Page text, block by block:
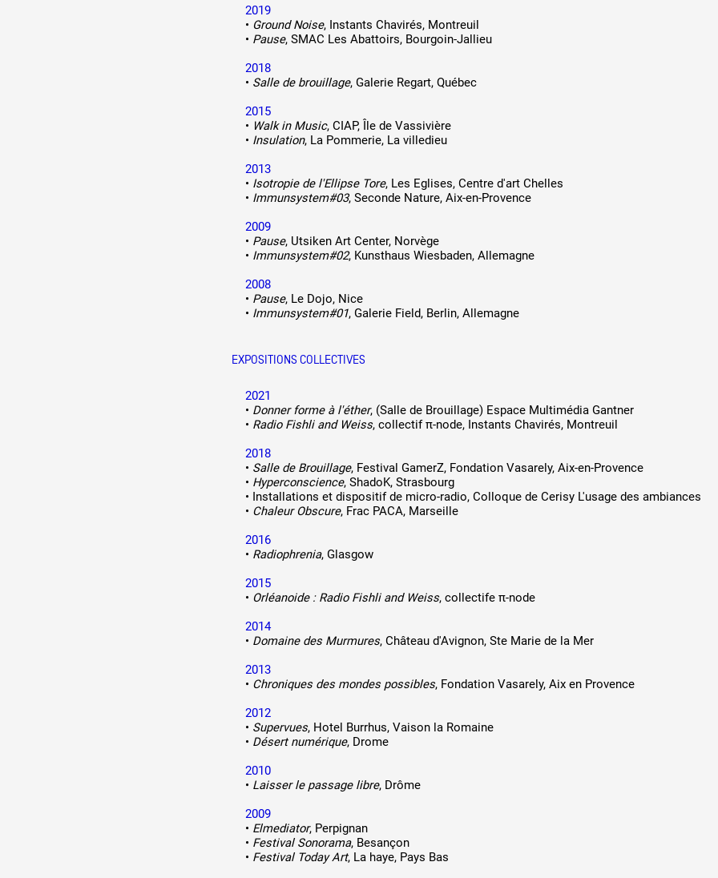
Production vidéo
1% œuvres dans l'espace public
Réseau documents d'artistes
2019
• Ground Noise, Instants Chavirés, Montreuil
• Pause, SMAC Les Abattoirs, Bourgoin-Jallieu
2018
• Salle de brouillage, Galerie Regart, Québec
2015
• Walk in Music, CIAP, Île de Vassivière
• Insulation, La Pommerie, La villedieu
2013
• Isotropie de l'Ellipse Tore, Les Eglises, Centre d'art Chelles
• Immunsystem#03, Seconde Nature, Aix-en-Provence
2009
• Pause, Utsiken Art Center, Norvège
• Immunsystem#02, Kunsthaus Wiesbaden, Allemagne
2008
• Pause, Le Dojo, Nice
• Immunsystem#01, Galerie Field, Berlin, Allemagne
EXPOSITIONS COLLECTIVES
2021
• Donner forme à l'éther, (Salle de Brouillage) Espace Multimédia Gantner
• Radio Fishli and Weiss, collectif π-node, Instants Chavirés, Montreuil
2018
• Salle de Brouillage, Festival GamerZ, Fondation Vasarely, Aix-en-Provence
• Hyperconscience, ShadoK, Strasbourg
• Installations et dispositif de micro-radio, Colloque de Cerisy L'usage des ambiances
• Chaleur Obscure, Frac PACA, Marseille
2016
• Radiophrenia, Glasgow
2015
• Orléanoide : Radio Fishli and Weiss, collectife π-node
2014
• Domaine des Murmures, Château d'Avignon, Ste Marie de la Mer
2013
• Chroniques des mondes possibles, Fondation Vasarely, Aix en Provence
2012
• Supervues, Hotel Burrhus, Vaison la Romaine
• Désert numérique, Drome
2010
• Laisser le passage libre, Drôme
2009
• Elmediator, Perpignan
• Festival Sonorama, Besançon
• Festival Today Art, La haye, Pays Bas